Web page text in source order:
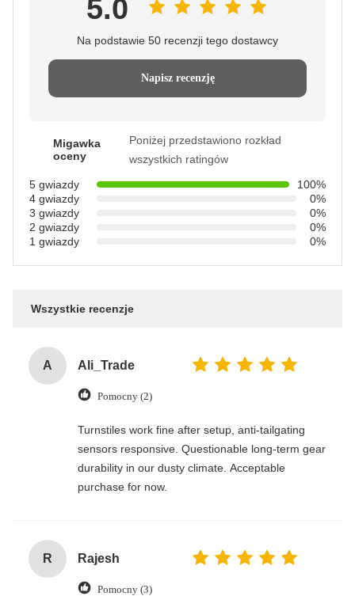
5.0
Na podstawie 50 recenzji tego dostawcy
Napisz recenzję
Migawka
oceny
Poniżej przedstawiono rozkład
wszystkich ratingów
5 gwiazdy
100%
4 gwiazdy
0%
3 gwiazdy
0%
2 gwiazdy
0%
1 gwiazdy
0%
Wszystkie recenzje
A Ali_Trade
Pomocny (2)
Turnstiles work fine after setup, anti-tailgating
sensors responsive. Questionable long-term gear
durability in our dusty climate. Acceptable
purchase for now.
R Rajesh
Pomocny (3)